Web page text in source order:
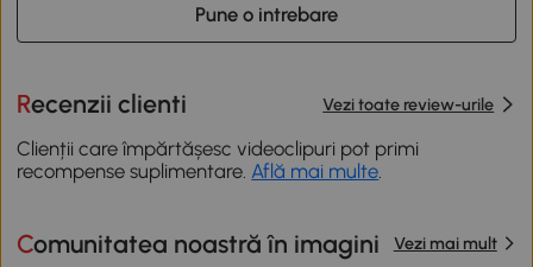
Pune o intrebare
Recenzii clienti Vezi toate review-urile
Clienții care împărtășesc videoclipuri pot primi
recompense suplimentare. Află mai multe
Comunitatea noastră în imagini Vezi mai mult